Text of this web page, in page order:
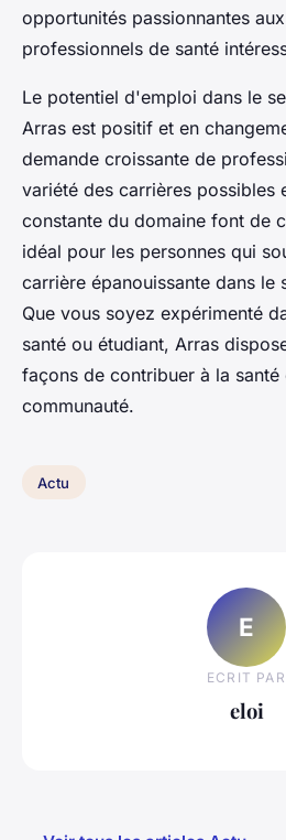
opportunités passionnantes
professionnels de santé
Le potentiel d'emploi dans le
Arras est positif et en
demande croissante de
variété des carrières possibles
constante du domaine font de
idéal pour les personnes qui
carrière épanouissante dans le
Que vous soyez expérimenté
santé ou étudiant, Arras
façons de contribuer à la santé
communauté.
Actu
E
ECRIT PAR
eloi